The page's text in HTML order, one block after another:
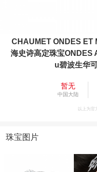
CHAUMET ONDES ET
海史诗高定珠宝ONDES
u碧波生华
暂无
中国大陆
以上为官
珠宝图片